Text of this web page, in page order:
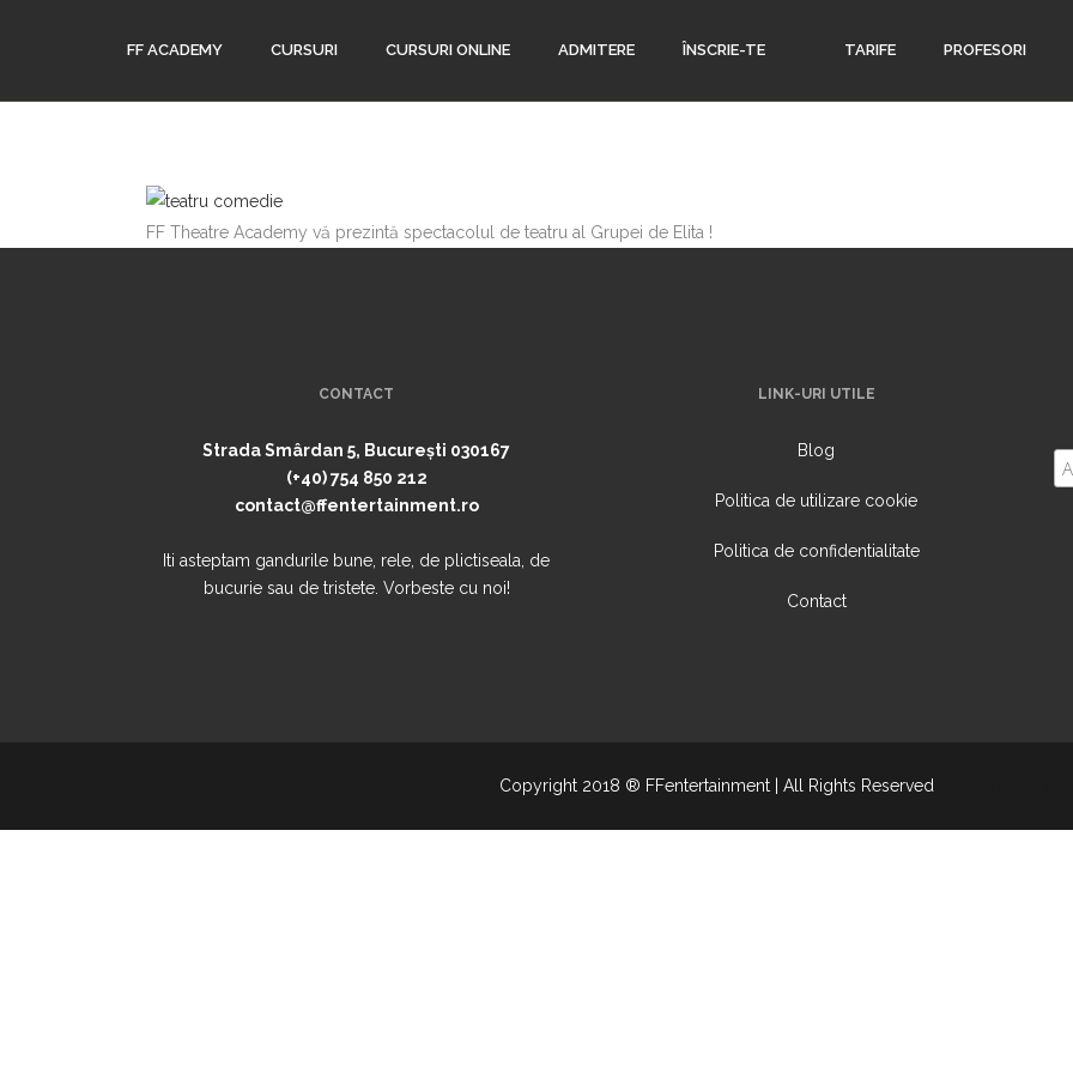
FF ACADEMY CURSURI CURSURI ONLINE ADMITERE ÎNSCRIE-TE TARIFE PROFESORI
FF Theatre Academy vă prezintă spectacolul de teatru al Grupei de Elita !
CONTACT
Strada Smârdan 5, București 030167
(+40) 754 850 212
contact@ffentertainment.ro
Iti asteptam gandurile bune, rele, de plictiseala, de
bucurie sau de tristete. Vorbeste cu noi!
LINK-URI UTILE
Blog
Politica de utilizare cookie
Politica de confidentialitate
Contact
Copyright 2018 ® FFentertainment | All Rights Reserved